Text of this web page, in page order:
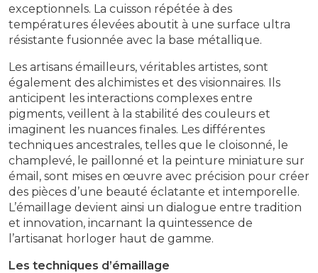
exceptionnels. La cuisson répétée à des
températures élevées aboutit à une surface ultra
résistante fusionnée avec la base métallique.
Les artisans émailleurs, véritables artistes, sont
également des alchimistes et des visionnaires. Ils
anticipent les interactions complexes entre
pigments, veillent à la stabilité des couleurs et
imaginent les nuances finales. Les différentes
techniques ancestrales, telles que le cloisonné, le
champlevé, le paillonné et la peinture miniature sur
émail, sont mises en œuvre avec précision pour créer
des pièces d’une beauté éclatante et intemporelle.
L’émaillage devient ainsi un dialogue entre tradition
et innovation, incarnant la quintessence de
l’artisanat horloger haut de gamme.
Les techniques d’émaillage